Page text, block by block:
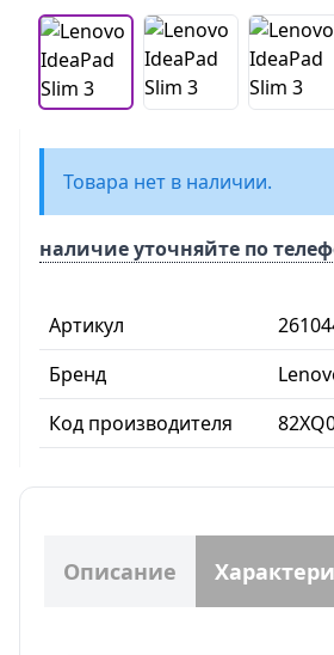
Артикул
Бренд
Код производителя
Товара нет в наличии.
наличие уточняйте по
Описание